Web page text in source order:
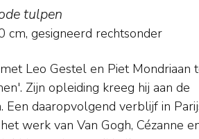
tulpen
cm, gesigneerd rechtsonder
Leo Gestel en Piet Mondriaan
Zijn opleiding kreeg hij aan de
Een daaropvolgend verblijf in
werk van Van Gogh, Cézanne
in zijn werk naar de expressie
verandering van zichtbare vormen en
Landschappen
naakten en portretten hadden